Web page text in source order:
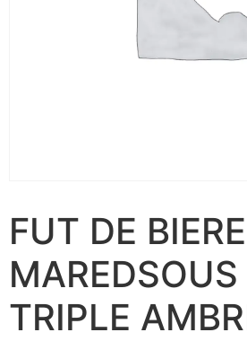
FUT DE BIERE
MAREDSOUS
TRIPLE